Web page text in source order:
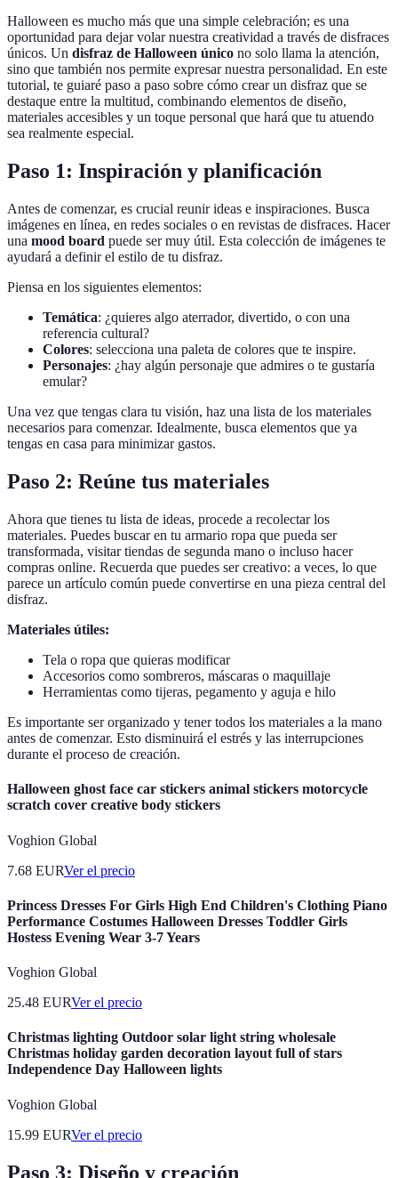
Halloween es mucho más que una simple celebración; es una
oportunidad para dejar volar nuestra creatividad a través de disfraces
únicos. Un disfraz de Halloween único no solo llama la atención,
sino que también nos permite expresar nuestra personalidad. En este
tutorial, te guiaré paso a paso sobre cómo crear un disfraz que se
destaque entre la multitud, combinando elementos de diseño,
materiales accesibles y un toque personal que hará que tu atuendo
sea realmente especial.
Paso 1: Inspiración y planificación
Antes de comenzar, es crucial reunir ideas e inspiraciones. Busca
imágenes en línea, en redes sociales o en revistas de disfraces. Hacer
una mood board puede ser muy útil. Esta colección de imágenes te
ayudará a definir el estilo de tu disfraz.
Piensa en los siguientes elementos:
Temática: ¿quieres algo aterrador, divertido, o con una
referencia cultural?
Colores: selecciona una paleta de colores que te inspire.
Personajes: ¿hay algún personaje que admires o te gustaría
emular?
Una vez que tengas clara tu visión, haz una lista de los materiales
necesarios para comenzar. Idealmente, busca elementos que ya
tengas en casa para minimizar gastos.
Paso 2: Reúne tus materiales
Ahora que tienes tu lista de ideas, procede a recolectar los
materiales. Puedes buscar en tu armario ropa que pueda ser
transformada, visitar tiendas de segunda mano o incluso hacer
compras online. Recuerda que puedes ser creativo: a veces, lo que
parece un artículo común puede convertirse en una pieza central del
disfraz.
Materiales útiles:
Tela o ropa que quieras modificar
Accesorios como sombreros, máscaras o maquillaje
Herramientas como tijeras, pegamento y aguja e hilo
Es importante ser organizado y tener todos los materiales a la mano
antes de comenzar. Esto disminuirá el estrés y las interrupciones
durante el proceso de creación.
Halloween ghost face car stickers animal stickers motorcycle
scratch cover creative body stickers
Voghion Global
7.68 EURVer el precio
Princess Dresses For Girls High End Children's Clothing Piano
Performance Costumes Halloween Dresses Toddler Girls
Hostess Evening Wear 3-7 Years
Voghion Global
25.48 EURVer el precio
Christmas lighting Outdoor solar light string wholesale
Christmas holiday garden decoration layout full of stars
Independence Day Halloween lights
Voghion Global
15.99 EURVer el precio
Paso 3: Diseño y creación